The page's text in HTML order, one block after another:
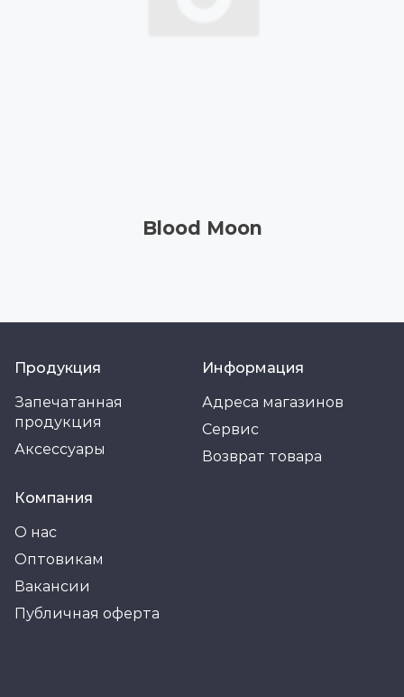
Blood Moon
Продукция
Запечатанная
продукция
Аксессуары
Информация
Адреса магазинов
Сервис
Возврат товара
Компания
О нас
Оптовикам
Вакансии
Публичная оферта